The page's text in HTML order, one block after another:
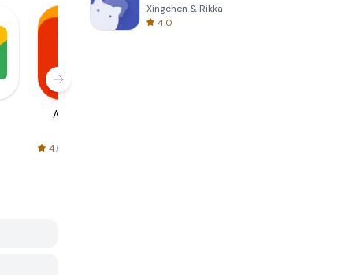
AliExpress
4.5
Xingchen & Rikka
4.0